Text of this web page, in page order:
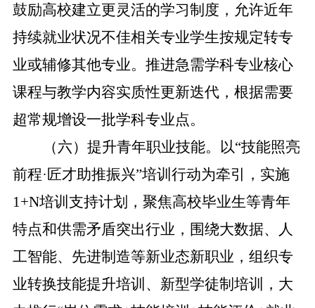
鼓励高校建立更灵活的学习制度，允许近年
持续就业状况不佳相关专业学生按规定转专
业或辅修其他专业。推进急需学科专业核心
课程与教学内容实质性更新迭代，根据需要
超常规增设一批学科专业点。
（六）提升青年职业技能。
以“技能照亮
前程·匠才助推振兴”培训行动为牵引，实施
1+N培训支持计划，聚焦高校毕业生等青年
特点和供需矛盾突出行业，围绕大数据、人
工智能、先进制造等新业态新职业，组织专
业转换技能提升培训、新型学徒制培训，大